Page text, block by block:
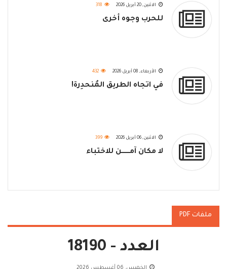
الاثنين, 20 أبريل 2026 318
للحرب وجوه أخرى
الأربعاء, 08 أبريل 2026 432
في اتجاه الطريق المُنحدِرة!
الاثنين, 06 أبريل 2026 399
لا مكان آمــــــــن للاختباء
ملفات PDF
العدد - 18190